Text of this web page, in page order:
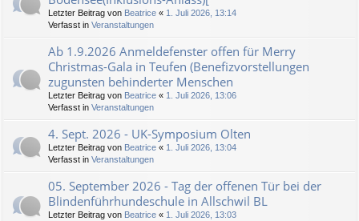
Letzter Beitrag von Beatrice « 1. Juli 2026, 13:14
Verfasst in Veranstaltungen
Ab 1.9.2026 Anmeldefenster offen für Merry
Christmas-Gala in Teufen (Benefizvorstellungen
zugunsten behinderter Menschen
Letzter Beitrag von Beatrice « 1. Juli 2026, 13:06
Verfasst in Veranstaltungen
4. Sept. 2026 - UK-Symposium Olten
Letzter Beitrag von Beatrice « 1. Juli 2026, 13:04
Verfasst in Veranstaltungen
05. September 2026 - Tag der offenen Tür bei der
Blindenführhundeschule in Allschwil BL
Letzter Beitrag von Beatrice « 1. Juli 2026, 13:03